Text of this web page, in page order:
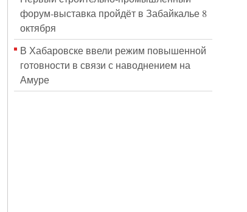
форум‑выставка пройдёт в Забайкалье 8
октября
В Хабаровске ввели режим повышенной
готовности в связи с наводнением на
Амуре